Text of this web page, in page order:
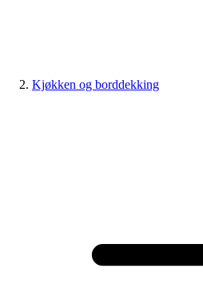
Kjøkken og borddekking